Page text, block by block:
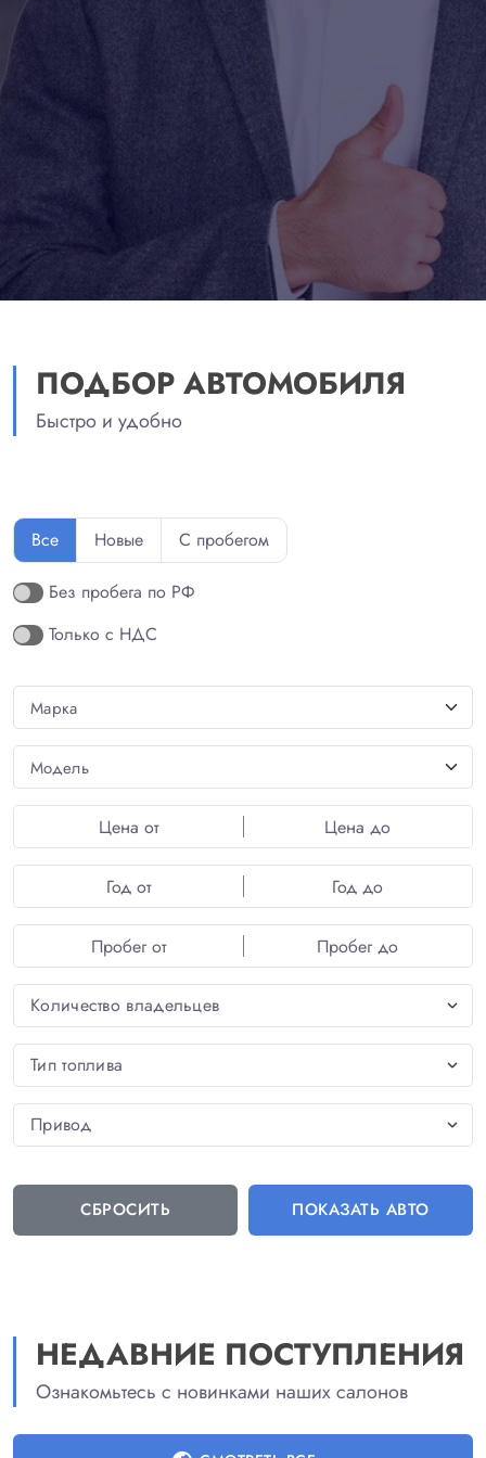
ПОДБОР АВТОМОБИЛЯ
Быстро и удобно
Все Новые С пробегом
Без пробега по РФ
Только с НДС
Цена от Цена до
Год от Год до
Пробег от Пробег до
СБРОСИТЬ ПОКАЗАТЬ АВТО
НЕДАВНИЕ ПОСТУПЛЕНИЯ
Ознакомьтесь с новинками наших салонов